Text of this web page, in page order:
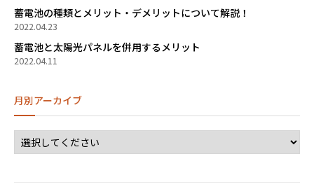
蓄電池の種類とメリット・デメリットについて解説！
2022.04.23
蓄電池と太陽光パネルを併用するメリット
2022.04.11
月別アーカイブ